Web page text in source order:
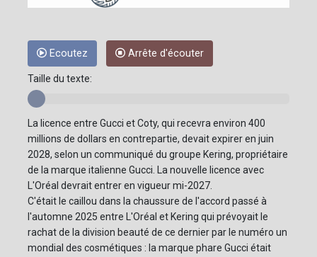
Ecoutez Arrête d'écouter
Taille du texte:
La licence entre Gucci et Coty, qui recevra environ 400
millions de dollars en contrepartie, devait expirer en juin
2028, selon un communiqué du groupe Kering, propriétaire
de la marque italienne Gucci. La nouvelle licence avec
L'Oréal devrait entrer en vigueur mi-2027.
C'était le caillou dans la chaussure de l'accord passé à
l'automne 2025 entre L'Oréal et Kering qui prévoyait le
rachat de la division beauté de ce dernier par le numéro un
mondial des cosmétiques : la marque phare Gucci était